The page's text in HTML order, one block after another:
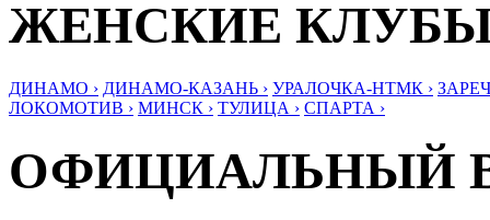
ЖЕНСКИЕ
ДИНАМО › ДИНАМО-КАЗАНЬ › УРАЛОЧКА-НТМК ›
ЛОКОМОТИВ › МИНСК › ТУЛИЦА › СПАРТА ›
ОФИЦИАЛЬНЫЙ